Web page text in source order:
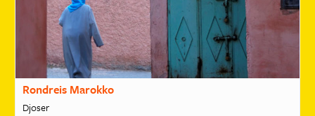
Rondreis Marokko
Djoser